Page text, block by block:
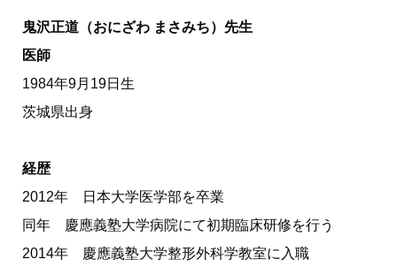
鬼沢正道（おにざわ まさみち）先生
医師
1984年9月19日生
茨城県出身
経歴
2012年 日本大学医学部を卒業
同年 慶應義塾大学病院にて初期臨床研修を行う
2014年 慶應義塾大学整形外科学教室に入職